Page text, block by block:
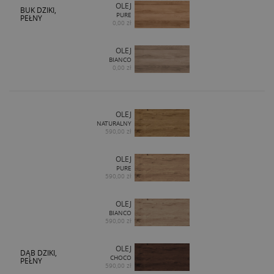
BUK DZIKI,
PEŁNY
OLEJ
PURE
0,00 zł
OLEJ
BIANCO
0,00 zł
DĄB DZIKI,
PEŁNY
OLEJ
NATURALNY
590,00 zł
OLEJ
PURE
590,00 zł
OLEJ
BIANCO
590,00 zł
OLEJ
CHOCO
590,00 zł